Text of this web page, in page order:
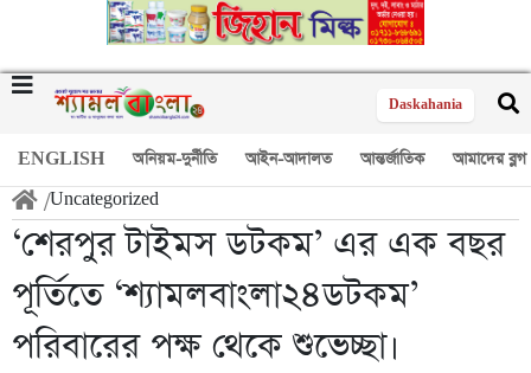
Daskahania
ENGLISH অনিয়ম-দুর্নীতি আইন-আদালত আন্তর্জাতিক আমাদের ব্লগ
/Uncategorized
‘শেরপুর টাইমস ডটকম’ এর এক বছর
পূর্তিতে ‘শ্যামলবাংলা২৪ডটকম’
পরিবারের পক্ষ থেকে শুভেচ্ছা।